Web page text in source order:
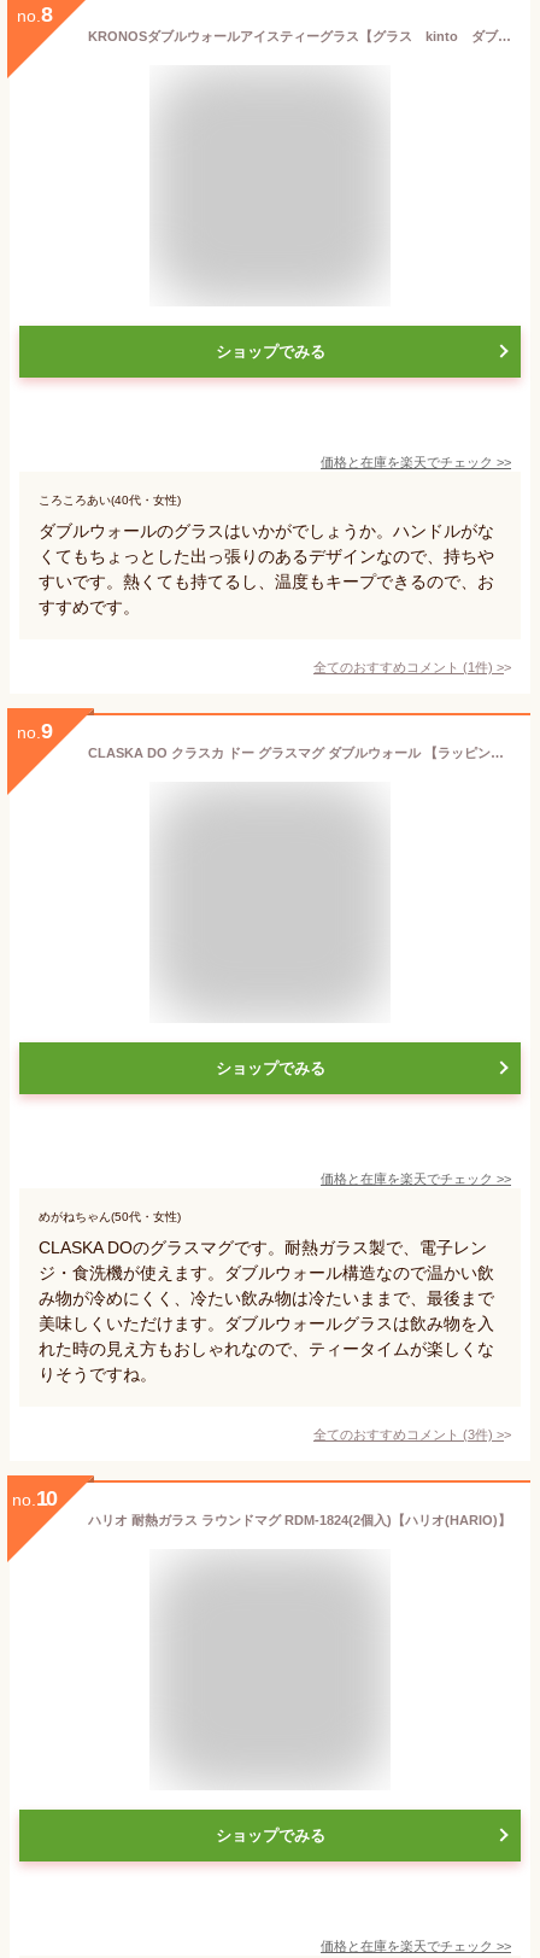
no. 8
KRONOSダブルウォールアイスティーグラス【グラス kinto ダブルウォール アイスティー カフェ 耐熱グラス ガラス コーヒー 】
ショップでみる
価格と在庫を楽天でチェック >>
ころころあい(40代・女性)
ダブルウォールのグラスはいかがでしょうか。ハンドルがな
くてもちょっとした出っ張りのあるデザインなので、持ちや
すいです。熱くても持てるし、温度もキープできるので、お
すすめです。
全てのおすすめコメント (1件) >
no. 9
CLASKA DO クラスカ ドー グラスマグ ダブルウォール 【ラッピング対応】 【メッセージカード対応】 マグカップ カップ ガラス おしゃれ シンプル ギフト 耐熱 電子レンジ 食洗機 二層
ショップでみる
価格と在庫を楽天でチェック >>
めがねちゃん(50代・女性)
CLASKA DOのグラスマグです。耐熱ガラス製で、電子レン
ジ・食洗機が使えます。ダブルウォール構造なので温かい飲
み物が冷めにくく、冷たい飲み物は冷たいままで、最後まで
美味しくいただけます。ダブルウォールグラスは飲み物を入
れた時の見え方もおしゃれなので、ティータイムが楽しくな
りそうですね。
全てのおすすめコメント (3件) >
no. 10
ハリオ 耐熱ガラス ラウンドマグ RDM-1824(2個入)【ハリオ(HARIO)】
ショップでみる
価格と在庫を楽天でチェック >>